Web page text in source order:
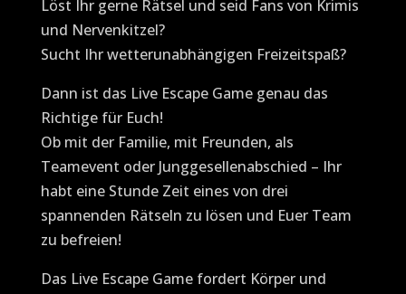
Löst Ihr gerne Rätsel und seid Fans von Krimis
und Nervenkitzel?
Sucht Ihr wetterunabhängigen Freizeitspaß?
Dann ist das Live Escape Game genau das
Richtige für Euch!
Ob mit der Familie, mit Freunden, als
Teamevent oder Junggesellenabschied – Ihr
habt eine Stunde Zeit eines von drei
spannenden Rätseln zu lösen und Euer Team
zu befreien!
Das Live Escape Game fordert Körper und